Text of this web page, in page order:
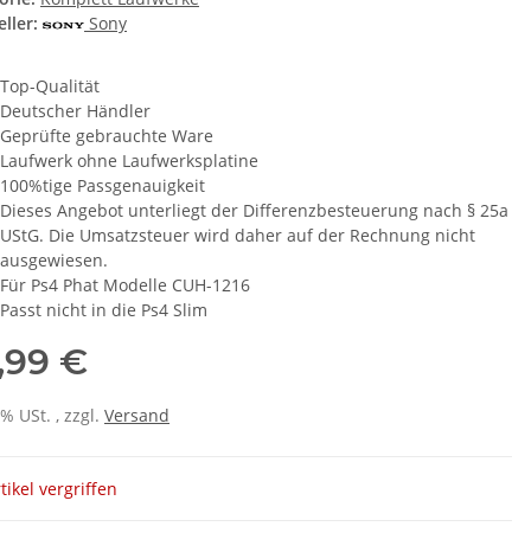
Sony
Top-Qualität
Deutscher Händler
Geprüfte gebrauchte Ware
Laufwerk ohne Laufwerksplatine
100%tige Passgenauigkeit
Dieses Angebot unterliegt der Differenzbesteuerung nach § 25a
UStG. Die Umsatzsteuer wird daher auf der Rechnung nicht
ausgewiesen.
Für Ps4 Phat Modelle CUH-1216
Passt nicht in die Ps4 Slim
€
USt. , zzgl. Versand
vergriffen